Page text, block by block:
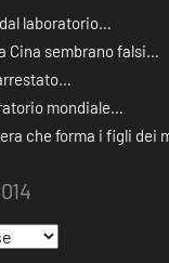
dal laboratorio…
Cina sembrano falsi…
mondiale…
che forma i figli dei